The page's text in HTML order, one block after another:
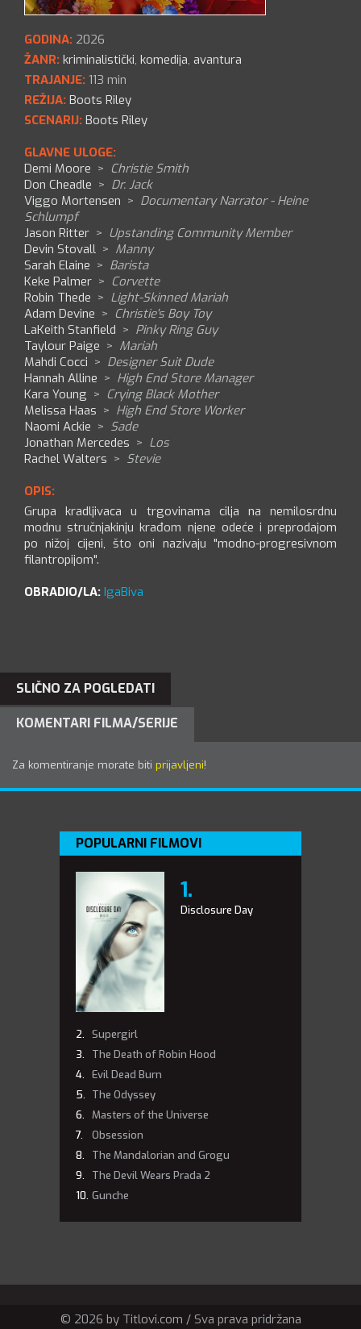
GODINA: 2026
ŽANR: kriminalistički, komedija, avantura
TRAJANJE: 113 min
REŽIJA: Boots Riley
SCENARIJ: Boots Riley
GLAVNE ULOGE:
Demi Moore > Christie Smith
Don Cheadle > Dr. Jack
Viggo Mortensen > Documentary Narrator - Heine
Schlumpf
Jason Ritter > Upstanding Community Member
Devin Stovall > Manny
Sarah Elaine > Barista
Keke Palmer > Corvette
Robin Thede > Light-Skinned Mariah
Adam Devine > Christie's Boy Toy
LaKeith Stanfield > Pinky Ring Guy
Taylour Paige > Mariah
Mahdi Cocci > Designer Suit Dude
Hannah Alline > High End Store Manager
Kara Young > Crying Black Mother
Melissa Haas > High End Store Worker
Naomi Ackie > Sade
Jonathan Mercedes > Los
Rachel Walters > Stevie
OPIS:
Grupa kradljivaca u trgovinama cilja na nemilosrdnu
modnu stručnjakinju krađom njene odeće i preprodajom
po nižoj cijeni, što oni nazivaju "modno-progresivnom
filantropijom".
OBRADIO/LA: IgaBiva
SLIČNO ZA POGLEDATI
KOMENTARI FILMA/SERIJE
Za komentiranje morate biti prijavljeni!
POPULARNI FILMOVI
Disclosure Day
Supergirl
The Death of Robin Hood
Evil Dead Burn
The Odyssey
Masters of the Universe
Obsession
The Mandalorian and Grogu
The Devil Wears Prada 2
Gunche
© 2026 by Titlovi.com / Sva prava pridržana